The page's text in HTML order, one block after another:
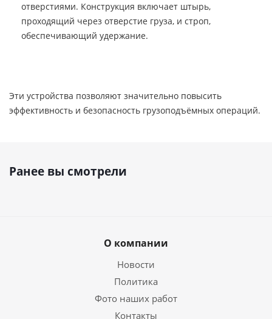
отверстиями. Конструкция включает штырь,
проходящий через отверстие груза, и строп,
обеспечивающий удержание.
Эти устройства позволяют значительно повысить
эффективность и безопасность грузоподъёмных операций.
Ранее вы смотрели
О компании
Новости
Политика
Фото наших работ
Контакты